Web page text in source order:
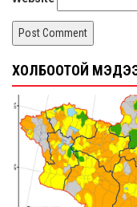
ХОЛБООТОЙ